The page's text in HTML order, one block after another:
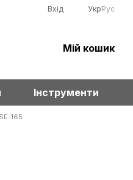
Вхід УкрРус
Мій кошик
Інструменти
165